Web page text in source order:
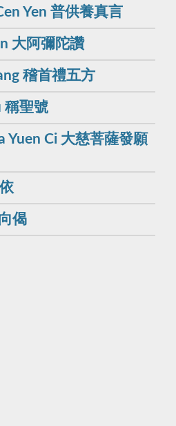
Yen 普供養真言
大阿彌陀讚
稽首禮五方
稱聖號
Yuen Ci 大慈菩薩發願
偈